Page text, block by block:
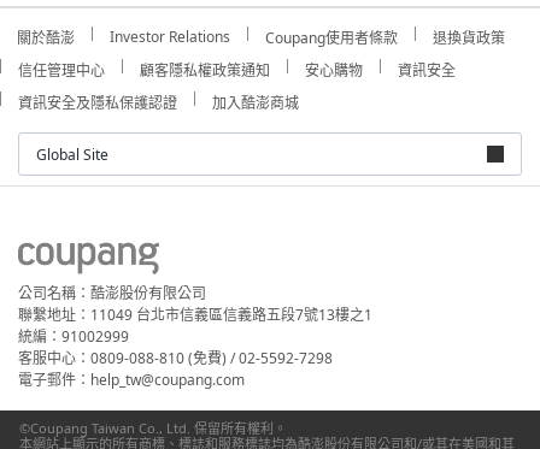
關於酷澎 Investor Relations Coupang使用者條款
退換貨政策
信任管理中心
顧客隱私權政策通知 安心購物
資訊安全
資訊安全及隱私保護認證
加入酷澎商城
Global Site
公司名稱：酷澎股份有限公司
聯繫地址：11049 台北市信義區信義路五段7號13樓之1
統編：91002999
客服中心：0809-088-810 (免費) / 02-5592-7298
電子郵件：help_tw@coupang.com
©Coupang Taiwan Co., Ltd. 保留所有權利。
本網站上顯示的所有商標、標誌和服務標誌均為酷澎股份有限公司和/或其在美國和其